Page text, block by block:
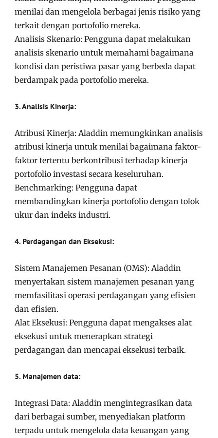
menilai dan mengelola berbagai jenis risiko yang
terkait dengan portofolio mereka.
Analisis Skenario: Pengguna dapat melakukan
analisis skenario untuk memahami bagaimana
kondisi dan peristiwa pasar yang berbeda dapat
berdampak pada portofolio mereka.
3. Analisis Kinerja:
Atribusi Kinerja: Aladdin memungkinkan analisis
atribusi kinerja untuk menilai bagaimana faktor-
faktor tertentu berkontribusi terhadap kinerja
portofolio investasi secara keseluruhan.
Benchmarking: Pengguna dapat
membandingkan kinerja portofolio dengan tolok
ukur dan indeks industri.
4. Perdagangan dan Eksekusi:
Sistem Manajemen Pesanan (OMS): Aladdin
menyertakan sistem manajemen pesanan yang
memfasilitasi operasi perdagangan yang efisien
dan efisien.
Alat Eksekusi: Pengguna dapat mengakses alat
eksekusi untuk menerapkan strategi
perdagangan dan mencapai eksekusi terbaik.
5. Manajemen data:
Integrasi Data: Aladdin mengintegrasikan data
dari berbagai sumber, menyediakan platform
terpadu untuk mengelola data keuangan yang